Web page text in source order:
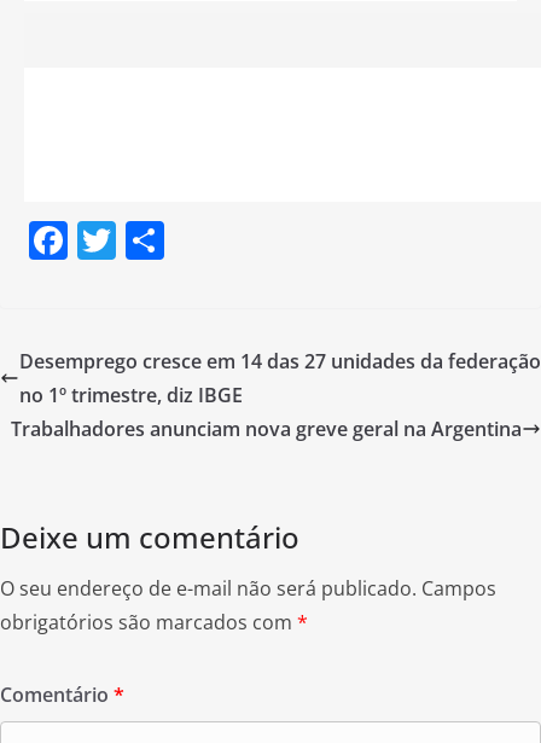
F
e
b
o
T
er e
Desemprego cresce em 14 das 27 unidades da federação
no 1º trimestre, diz IBGE
Trabalhadores anunciam nova greve geral na Argentina
Deixe um comentário
O seu endereço de e-mail não será publicado. Campos
obrigatórios são marcados com *
Comentário *